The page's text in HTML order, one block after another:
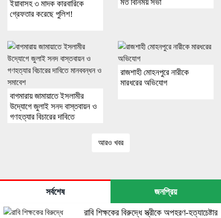
ইয়াবাসহ ৩ মাদক কারবারিকে
গ্রেফতার করেছে পুলিশ!
মত বিনিময় সভা
বাগমারায় জামায়াতে ইসলামীর
উদ্যোগে জুলাই সনদ বাস্তবায়ন ও
গণহত্যার বিচারের দাবিতে
রাজশাহী মোহনপুরে নারীকে
মারধরের অভিযোগ
আরও খবর
সর্বশেষ জনপ্রিয়
রাবি শিক্ষকের বিরুদ্ধে স্ত্রীকে অপহরণ-হত্যাচেষ্টার